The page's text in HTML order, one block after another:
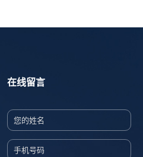
在线留言